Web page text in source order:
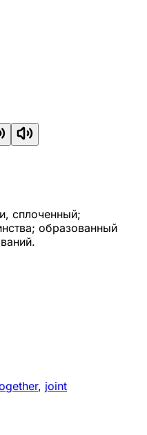
сплоченный;
образованный
, joint